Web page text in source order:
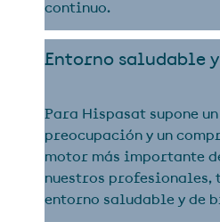
continuo.
Entorno saludable
Para Hispasat supone
preocupación y un
motor más importante
nuestros profesionales,
entorno saludable y de